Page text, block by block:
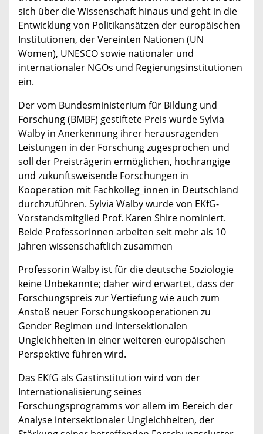
sich über die Wissenschaft hinaus und geht in die
Entwicklung von Politikansätzen der europäischen
Institutionen, der Vereinten Nationen (UN
Women), UNESCO sowie nationaler und
internationaler NGOs und Regierungsinstitutionen
ein.
Der vom Bundesministerium für Bildung und
Forschung (BMBF) gestiftete Preis wurde Sylvia
Walby in Anerkennung ihrer herausragenden
Leistungen in der Forschung zugesprochen und
soll der Preisträgerin ermöglichen, hochrangige
und zukunftsweisende Forschungen in
Kooperation mit Fachkolleg_innen in Deutschland
durchzuführen. Sylvia Walby wurde von EKfG-
Vorstandsmitglied Prof. Karen Shire nominiert.
Beide Professorinnen arbeiten seit mehr als 10
Jahren wissenschaftlich zusammen
Professorin Walby ist für die deutsche Soziologie
keine Unbekannte; daher wird erwartet, dass der
Forschungspreis zur Vertiefung wie auch zum
Anstoß neuer Forschungskooperationen zu
Gender Regimen und intersektionalen
Ungleichheiten in einer weiteren europäischen
Perspektive führen wird.
Das EKfG als Gastinstitution wird von der
Internationalisierung seines
Forschungsprogramms vor allem im Bereich der
Analyse intersektionaler Ungleichheiten, der